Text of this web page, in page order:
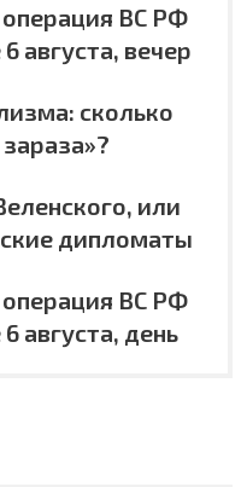
операция ВС РФ
августа, вечер
сколько
или
дипломаты
операция ВС РФ
августа, день